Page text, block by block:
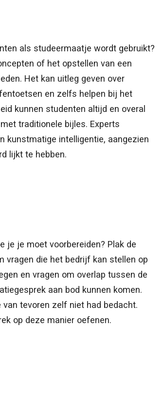
als studeermaatje wordt gebruikt?
of het opstellen van een
Het kan uitleg geven over
en zelfs helpen bij het
kunnen studenten altijd en overal
traditionele bijles. Experts
kunstmatige intelligentie, aangezien
lijkt te hebben.
je je moet voorbereiden? Plak de
vragen die het bedrijf kan stellen op
en vragen om overlap tussen de
aan bod kunnen komen.
tevoren zelf niet had bedacht.
op deze manier oefenen.